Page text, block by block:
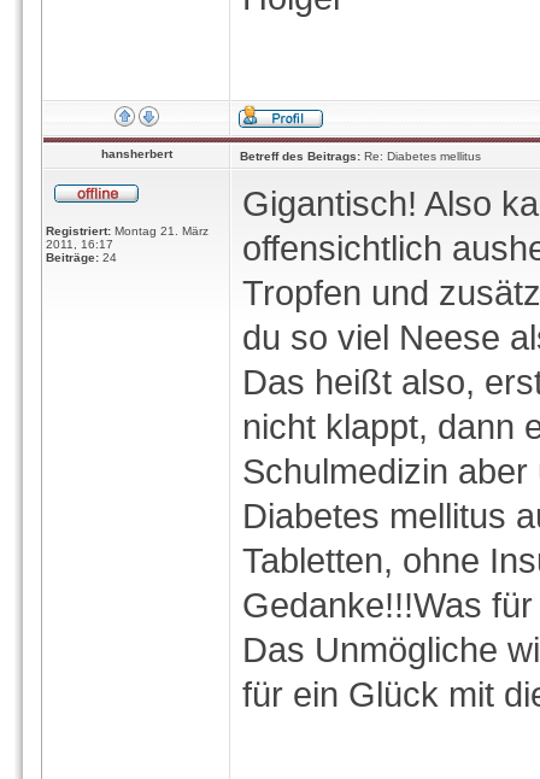
hansherbert Betreff des Beitrags: Re: Diabetes mellitus
Registriert: Montag 21. März
2011, 16:17
Beiträge: 24
Gigantisch! Also
offensichtlich
Tropfen und
du so viel Neese
Das heißt also,
nicht klappt, dann
Schulmedizin
Diabetes mellitus
Tabletten, ohne
Gedanke!!!Was
Das Unmögliche
für ein Glück mit